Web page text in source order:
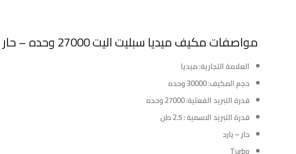
مواصفات مكيف ميديا سبليت اليت 27000 وحده – حار – بارد :
العلامة التجارية: ميديا
حجم المكيف: 30000 وحده
قدرة التبريد الفعلية: 27000 وحده
قدرة التبريد الاسمية : 2.5 طن
حار – بارد